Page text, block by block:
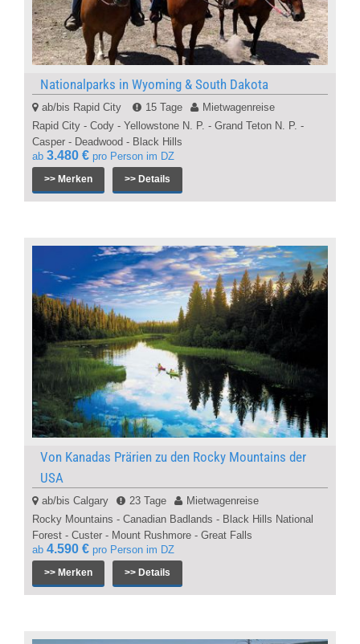
Nationalparks in Wyoming & South Dakota
ab/bis Rapid City 15 Tage
Mietwagenreise
Rapid City - Cody - Yellowstone N. P. - Grand Teton N. P. -
Casper - Deadwood - Black Hills
ab 3.480 € pro Person im DZ
>> Merken >> Details
Von Kanadas Prärien zu den Rocky Mountains der
USA
ab/bis Calgary 23 Tage
Mietwagenreise
Rocky Mountains - Canadian Badlands - Black Hills National
Forest - Custer - Mount Rushmore - Great Falls
ab 4.590 € pro Person im DZ
>> Merken >> Details